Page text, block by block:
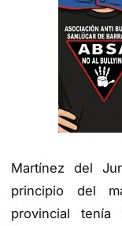
Martínez del
principio del
provincial